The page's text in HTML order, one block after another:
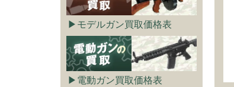
モデルガン買取価格表
電動ガン買取価格表